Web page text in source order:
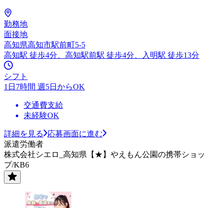
勤務地
面接地
高知県高知市駅前町5-5
高知駅 徒歩4分、高知駅前駅 徒歩4分、入明駅 徒歩13分
シフト
1日7時間 週5日からOK
交通費支給
未経験OK
詳細を見る
応募画面に進む
派遣労働者
株式会社シエロ_高知県【★】やえもん公園の携帯ショッ
プ/KB6